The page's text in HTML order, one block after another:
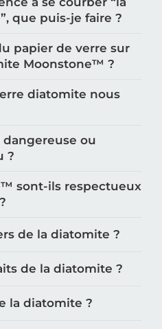
que puis-je faire ?
papier de verre sur
Moonstone™️ ?
diatomite nous
ou
?
sont-ils respectueux
de la diatomite ?
de la diatomite ?
la diatomite ?